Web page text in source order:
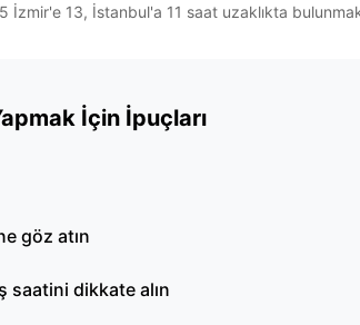
13, İstanbul'a 11 saat uzaklıkta
İçin İpuçları
göz atın
saatini dikkate alın